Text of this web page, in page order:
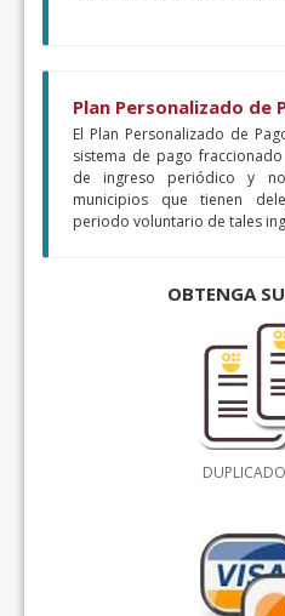
Plan Personalizado de
El Plan Personalizado de
sistema de pago
de ingreso periódico y
municipios que tienen
periodo voluntario de tales
OBTENGA